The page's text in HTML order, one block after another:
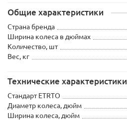
Общие характеристики
Страна бренда
Ширина колеса в дюймах
Количество, шт
Вес, кг
Технические характеристики
Стандарт ETRTO
Диаметр колеса, дюйм
Ширина колеса, дюйм